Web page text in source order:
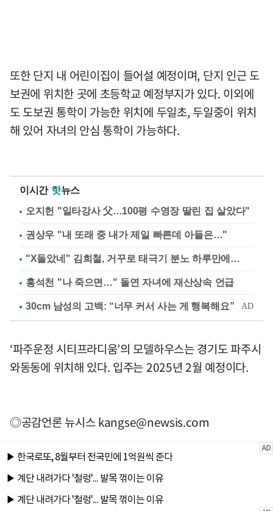
또한 단지 내 어린이집이 들어설 예정이며, 단지 인근 도
보권에 위치한 곳에 초등학교 예정부지가 있다. 이외에
도 도보권 통학이 가능한 위치에 두일초, 두일중이 위치
해 있어 자녀의 안심 통학이 가능하다.
이시간 핫뉴스
오지헌 "일타강사 父…100평 수영장 딸린 집 살았다"
권상우 "내 또래 중 내가 제일 빠른데 아들은…"
"X돌았네" 김희철, 거꾸로 태극기 분노 하루만에…
홍석천 "나 죽으면…" 돌연 자녀에 재산상속 언급
‘파주운정 시티프라디움’의 모델하우스는 경기도 파주시
와동동에 위치해 있다. 입주는 2025년 2월 예정이다.
◎공감언론 뉴시스kangse@newsis.com